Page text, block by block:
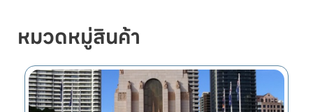
หมวดหมู่สินค้า